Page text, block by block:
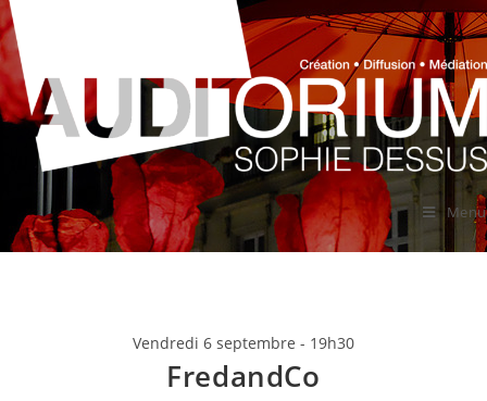
Menu
Vendredi 6 septembre - 19h30
FredandCo